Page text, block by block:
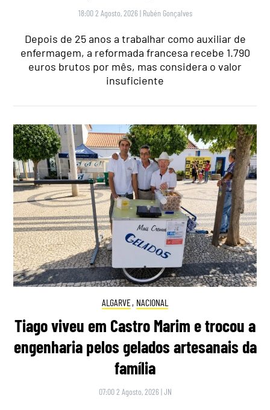
18:00 2 Agosto, 2026 | Rubén Gonçalves
Depois de 25 anos a trabalhar como auxiliar de
enfermagem, a reformada francesa recebe 1.790
euros brutos por mês, mas considera o valor
insuficiente
ALGARVE, NACIONAL
Tiago viveu em Castro Marim e trocou a
engenharia pelos gelados artesanais da
família
07:00 2 Agosto, 2026 |JN